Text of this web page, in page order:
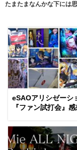
たまたまなんかな下には
eSAOアリシゼーシ
『ファン試打会』
間、好感触のフェア
ト、原作愛溢れる演
etc…